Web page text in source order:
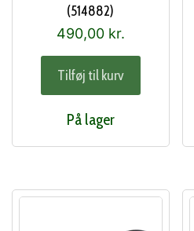
(514882)
490,00 kr.
Tilføj til kurv
På lager